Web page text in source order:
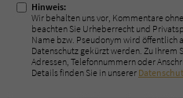
Hinweis:
Wir behalten uns vor, Kommentare
beachten Sie Urheberrecht und
Name bzw. Pseudonym wird öffentlich
Datenschutz gekürzt werden. Zu Ihrem
Adressen, Telefonnummern oder
Details finden Sie in unserer